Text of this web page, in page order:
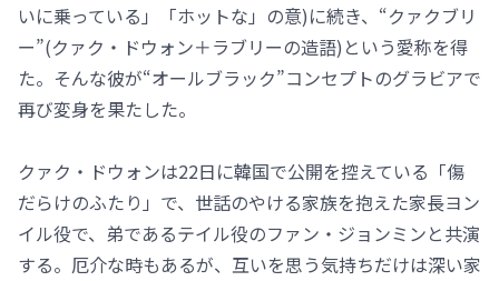
いに乗っている」「ホットな」の意)に続き、“クァクブリ
ー”(クァク・ドウォン＋ラブリーの造語)という愛称を得
た。そんな彼が“オールブラック”コンセプトのグラビアで
再び変身を果たした。
クァク・ドウォンは22日に韓国で公開を控えている「傷
だらけのふたり」で、世話のやける家族を抱えた家長ヨン
イル役で、弟であるテイル役のファン・ジョンミンと共演
する。厄介な時もあるが、互いを思う気持ちだけは深い家